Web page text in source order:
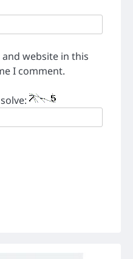
and website in this
I comment.